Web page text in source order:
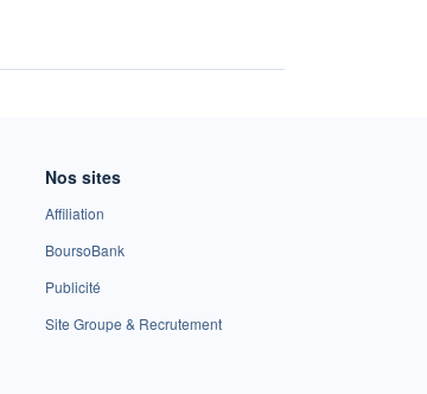
Nos sites
Affiliation
BoursoBank
Publicité
Site Groupe & Recrutement